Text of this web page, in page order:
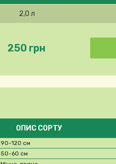
2,0 л
250 грн
ОПИС СОРТУ
90-120 см
50-60 см